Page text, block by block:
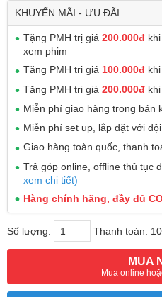
KHUYẾN MÃI - ƯU ĐÃI
Tặng PMH trị giá 200.000đ
xem phim
Tặng PMH trị giá 100.000đ
Tặng PMH trị giá 200.000đ
Miễn phí giao hàng trong bán
Miễn phí set up, lắp đặt với
Giao hàng toàn quốc, thanh
Trả góp online, offline thủ tục
xem chi tiết)
Hàng chính hãng, đầy đủ
Số lượng: Thanh toán:
MUA
Mua online